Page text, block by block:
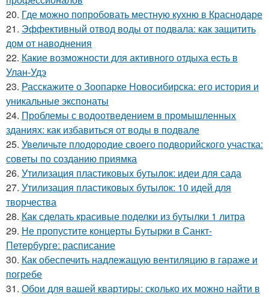
20. Где можно попробовать местную кухню в Краснодаре
21. Эффективный отвод воды от подвала: как защитить
дом от наводнения
22. Какие возможности для активного отдыха есть в
Улан-Удэ
23. Расскажите о Зоопарке Новосибирска: его история и
уникальные экспонаты
24. Проблемы с водоотведением в промышленных
зданиях: как избавиться от воды в подвале
25. Увеличьте плодородие своего подворийского участка:
советы по созданию приямка
26. Утилизация пластиковых бутылок: идеи для сада
27. Утилизация пластиковых бутылок: 10 идей для
творчества
28. Как сделать красивые поделки из бутылки 1 литра
29. Не пропустите концерты Бутырки в Санкт-
Петербурге: расписание
30. Как обеспечить надлежащую вентиляцию в гараже и
погребе
31. Обои для вашей квартиры: сколько их можно найти в